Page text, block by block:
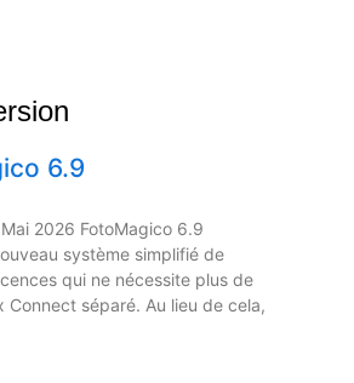
6.9
2026 FotoMagico 6.9
système simplifié de
qui ne nécessite plus de
Connect séparé. Au lieu de cela,